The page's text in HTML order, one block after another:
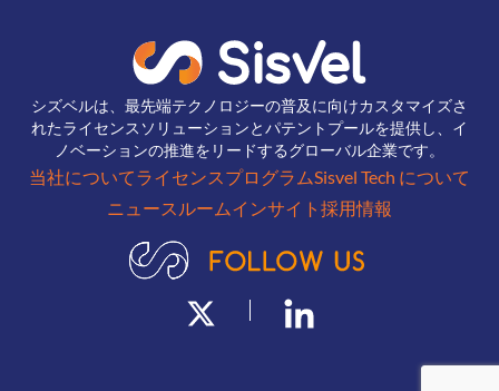
シズベルは、最先端テクノロジーの普及に向けカスタマイズさ
れたライセンスソリューションとパテントプールを提供し、イ
ノベーションの推進をリードするグローバル企業です。
当社についてライセンスプログラムSisvel Tech について
ニュースルームインサイト 採用情報